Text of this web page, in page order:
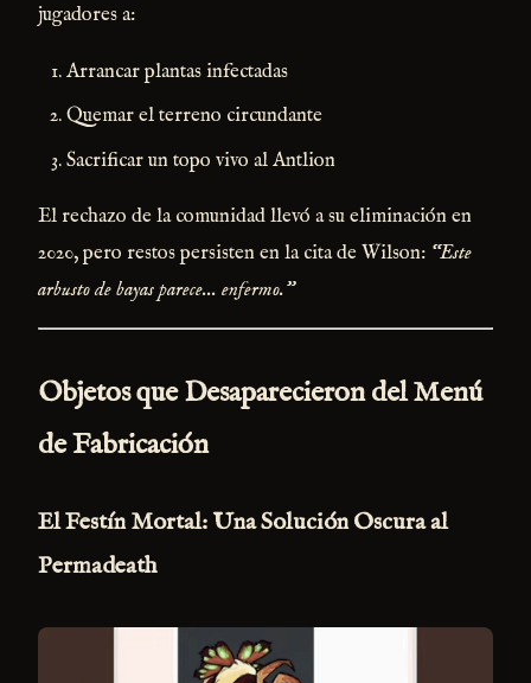
jugadores a:
Arrancar plantas infectadas
Quemar el terreno circundante
Sacrificar un topo vivo al Antlion
El rechazo de la comunidad llevó a su eliminación en
2020, pero restos persisten en la cita de Wilson: “Este
arbusto de bayas parece... enfermo.”
Objetos que Desaparecieron del Menú
de Fabricación
El Festín Mortal: Una Solución Oscura al
Permadeath